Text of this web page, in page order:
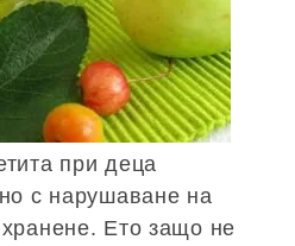
при деца
с нарушаване на
Ето защо не